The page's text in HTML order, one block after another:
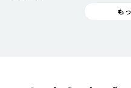
も